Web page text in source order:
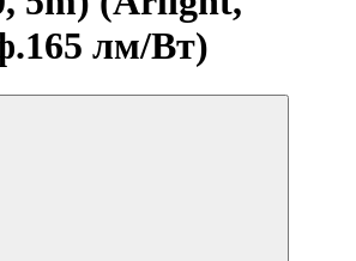
лм/Вт)